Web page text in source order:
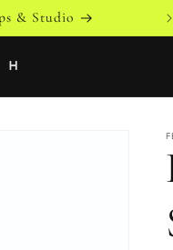
von Österreich